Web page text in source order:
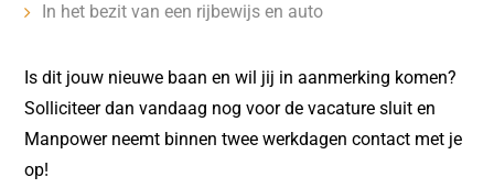
In het bezit van een rijbewijs en auto
Is dit jouw nieuwe baan en wil jij in aanmerking komen?
Solliciteer dan vandaag nog voor de vacature sluit en
Manpower neemt binnen twee werkdagen contact met je
op!